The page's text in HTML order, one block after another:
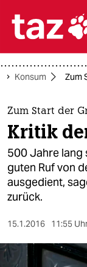
themen
politik
öko
gesellschaft
kultur
sport
Konsum Zum
Zum Start der
Kritik
500 Jahre lang
guten Ruf von
ausgedient,
zurück.
15.1.2016 11:55